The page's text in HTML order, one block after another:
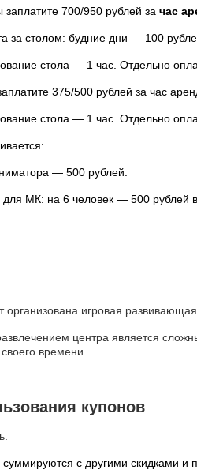
700/950 рублей за час
за столом: будние дни — 100
стола — 1 час. Отдельно
375/500 рублей за час
стола — 1 час. Отдельно
— 500 рублей.
МК: на 6 человек — 500 рублей
игровая
центра является
времени.
купонов
с другими скидками и